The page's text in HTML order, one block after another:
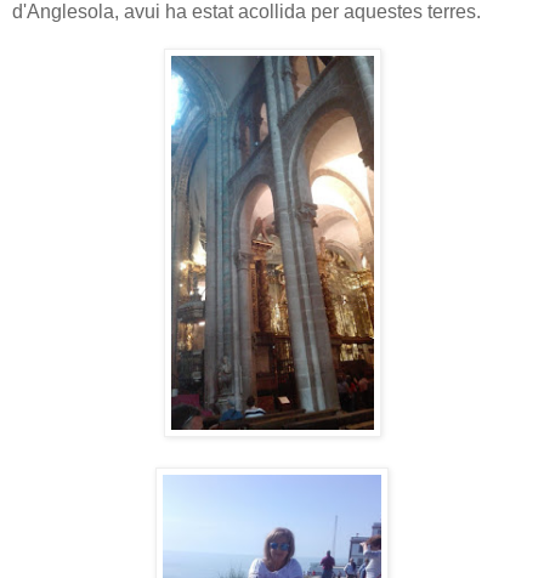
d'Anglesola, avui ha estat acollida per aquestes terres.